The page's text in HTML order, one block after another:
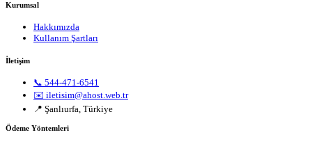
Kurumsal
Hakkımızda
Kullanım Şartları
İletişim
📞 544-471-6541
✉️ iletisim@ahost.web.tr
📍 Şanlıurfa, Türkiye
Ödeme Yöntemleri